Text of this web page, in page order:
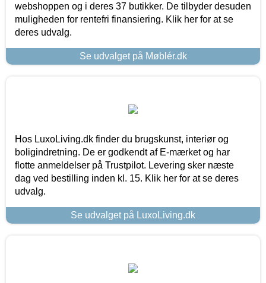
webshoppen og i deres 37 butikker. De tilbyder desuden
muligheden for rentefri finansiering. Klik her for at se
deres udvalg.
Se udvalget på Møblér.dk
Hos LuxoLiving.dk finder du brugskunst, interiør og
boligindretning. De er godkendt af E-mærket og har
flotte anmeldelser på Trustpilot. Levering sker næste
dag ved bestilling inden kl. 15. Klik her for at se deres
udvalg.
Se udvalget på LuxoLiving.dk